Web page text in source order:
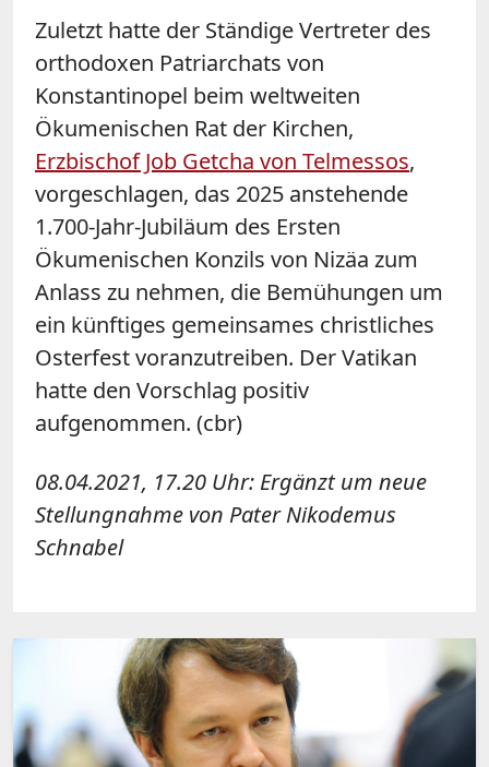
Zuletzt hatte der Ständige Vertreter des
orthodoxen Patriarchats von
Konstantinopel beim weltweiten
Ökumenischen Rat der Kirchen,
Erzbischof Job Getcha von Telmessos,
vorgeschlagen, das 2025 anstehende
1.700-Jahr-Jubiläum des Ersten
Ökumenischen Konzils von Nizäa zum
Anlass zu nehmen, die Bemühungen um
ein künftiges gemeinsames christliches
Osterfest voranzutreiben. Der Vatikan
hatte den Vorschlag positiv
aufgenommen. (cbr)
08.04.2021, 17.20 Uhr: Ergänzt um neue
Stellungnahme von Pater Nikodemus
Schnabel